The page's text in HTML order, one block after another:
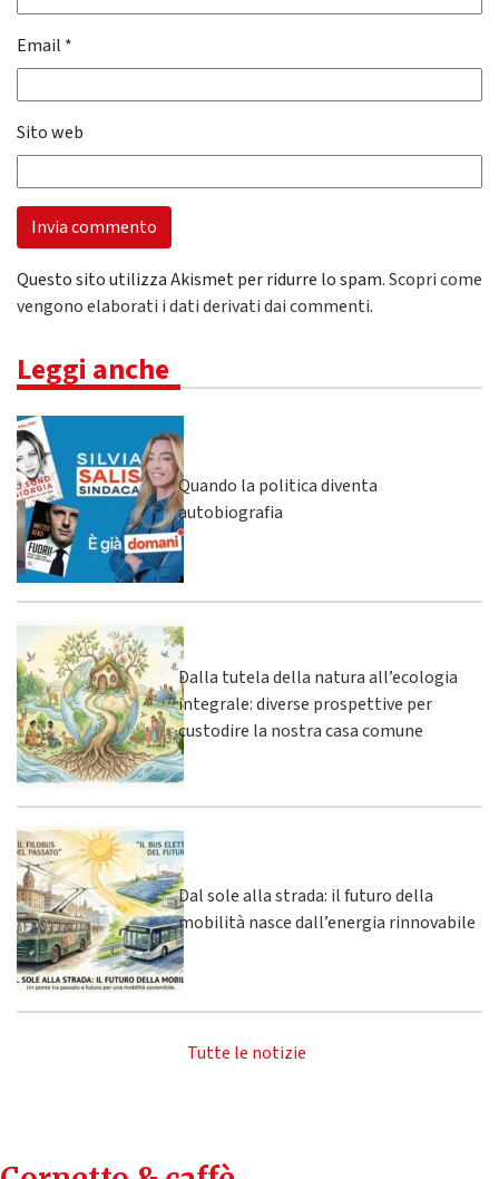
Email *
Sito web
Questo sito utilizza Akismet per ridurre lo spam.Scopri come
vengono elaborati i dati derivati dai commenti.
Leggi anche
Quando la politica diventa
autobiografia
Dalla tutela della natura all’ecologia
integrale: diverse prospettive per
custodire la nostra casa comune
Dal sole alla strada: il futuro della
mobilità nasce dall’energia rinnovabile
Tutte le notizie